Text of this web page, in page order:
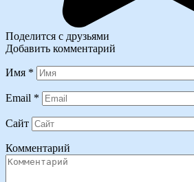
Поделится с друзьями
Добавить комментарий
Имя *
Email *
Сайт
Комментарий